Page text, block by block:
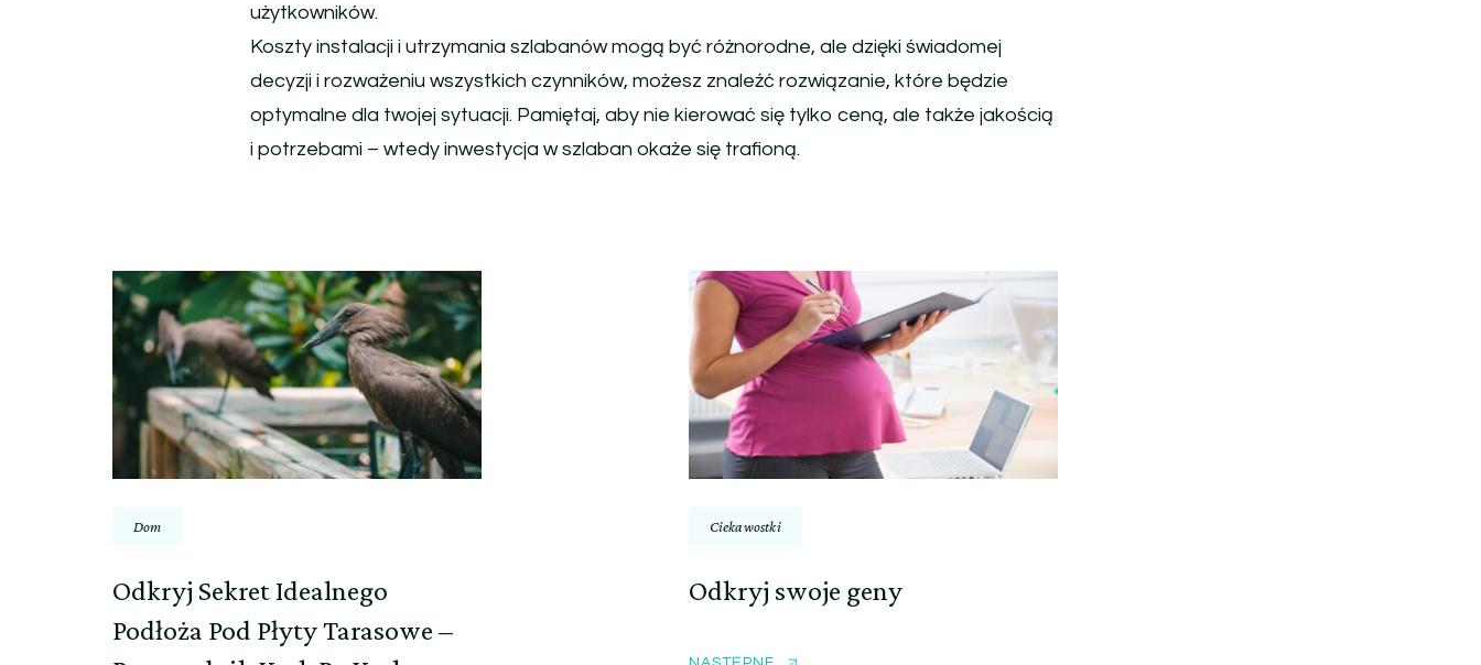
użytkowników.
Koszty instalacji i utrzymania szlabanów mogą być różnorodne, ale dzięki świadomej
decyzji i rozważeniu wszystkich czynników, możesz znaleźć rozwiązanie, które będzie
optymalne dla twojej sytuacji. Pamiętaj, aby nie kierować się tylko ceną, ale także jakością
i potrzebami – wtedy inwestycja w szlaban okaże się trafioną.
Nawigacja
wpisu
Dom
Odkryj Sekret Idealnego
Podłoża Pod Płyty Tarasowe –
Ciekawostki
Odkryj swoje geny